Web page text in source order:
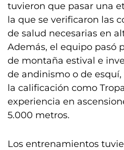
tuvieron que pasar una
la que se verificaron las
de salud necesarias en
Además, el equipo pasó
de montaña estival e
de andinismo o de
la calificación como
experiencia en
5.000 metros.
Los entrenamientos